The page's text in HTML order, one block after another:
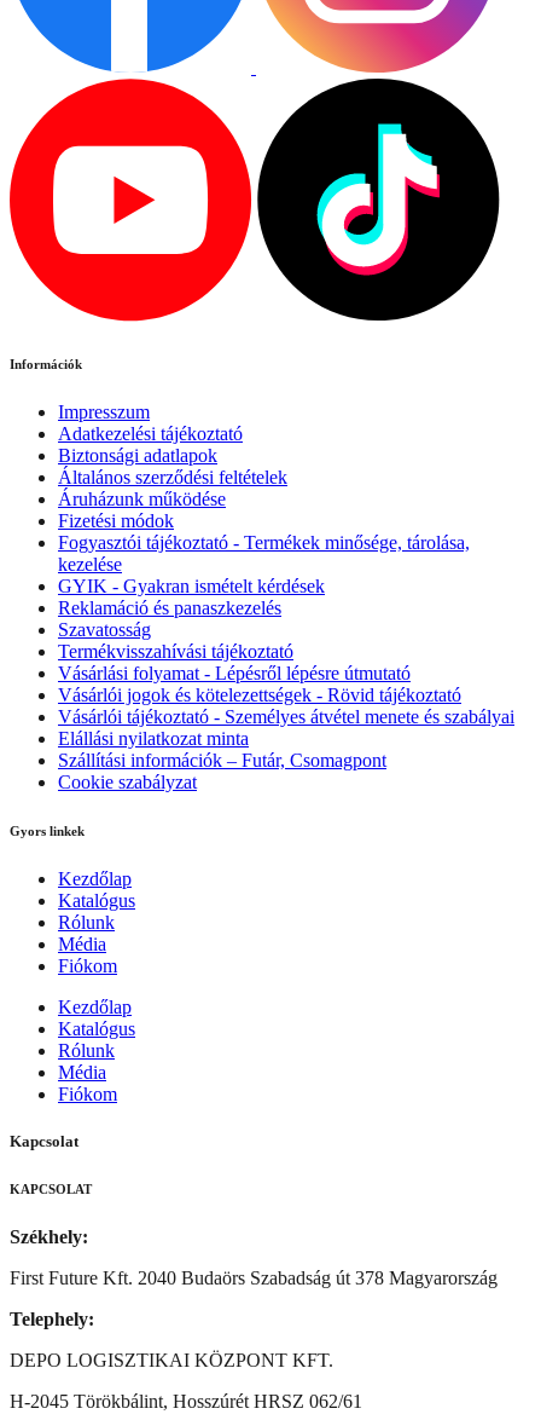
Információk
Impresszum
Adatkezelési tájékoztató
Biztonsági adatlapok
Általános szerződési feltételek
Áruházunk működése
Fizetési módok
Fogyasztói tájékoztató - Termékek minősége, tárolása,
kezelése
GYIK - Gyakran ismételt kérdések
Reklamáció és panaszkezelés
Szavatosság
Termékvisszahívási tájékoztató
Vásárlási folyamat - Lépésről lépésre útmutató
Vásárlói jogok és kötelezettségek - Rövid tájékoztató
Vásárlói tájékoztató - Személyes átvétel menete és szabályai
Elállási nyilatkozat minta
Szállítási információk – Futár, Csomagpont
Cookie szabályzat
Gyors linkek
Kezdőlap
Katalógus
Rólunk
Média
Fiókom
Kezdőlap
Katalógus
Rólunk
Média
Fiókom
Kapcsolat
KAPCSOLAT
Székhely:
First Future Kft. 2040 Budaörs Szabadság út 378 Magyarország
Telephely:
DEPO LOGISZTIKAI KÖZPONT KFT.
H-2045 Törökbálint, Hosszúrét HRSZ 062/61